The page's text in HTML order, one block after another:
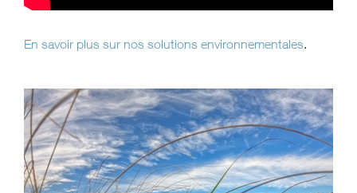
En savoir plus sur nos solutions environnementales.